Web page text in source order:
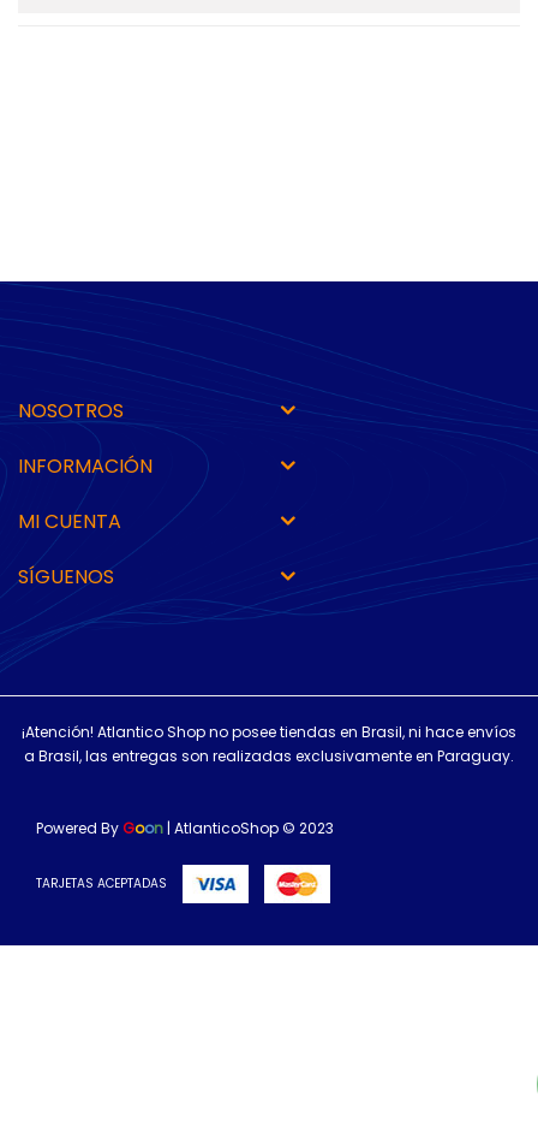
NOSOTROS
INFORMACIÓN
MI CUENTA
SÍGUENOS
¡Atención! Atlantico Shop no posee tiendas en Brasil, ni hace envíos
a Brasil, las entregas son realizadas exclusivamente en Paraguay.
Powered By Goon | AtlanticoShop © 2023
TARJETAS ACEPTADAS